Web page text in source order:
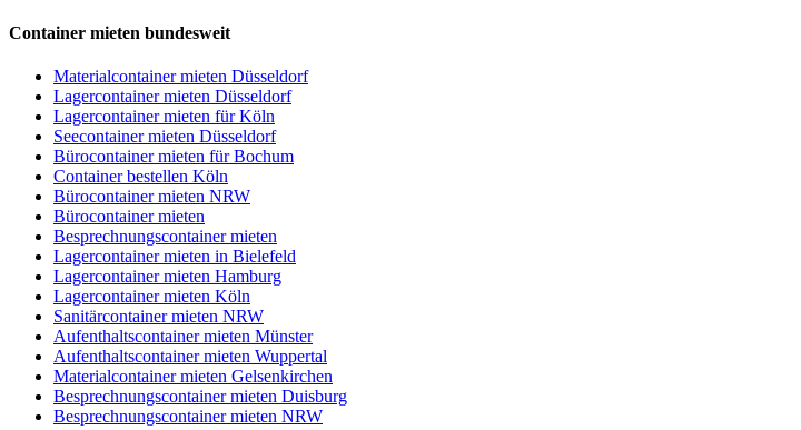
Container mieten bundesweit
Materialcontainer mieten Düsseldorf
Lagercontainer mieten Düsseldorf
Lagercontainer mieten für Köln
Seecontainer mieten Düsseldorf
Bürocontainer mieten für Bochum
Container bestellen Köln
Bürocontainer mieten NRW
Bürocontainer mieten
Besprechnungscontainer mieten
Lagercontainer mieten in Bielefeld
Lagercontainer mieten Hamburg
Lagercontainer mieten Köln
Sanitärcontainer mieten NRW
Aufenthaltscontainer mieten Münster
Aufenthaltscontainer mieten Wuppertal
Materialcontainer mieten Gelsenkirchen
Besprechnungscontainer mieten Duisburg
Besprechnungscontainer mieten NRW